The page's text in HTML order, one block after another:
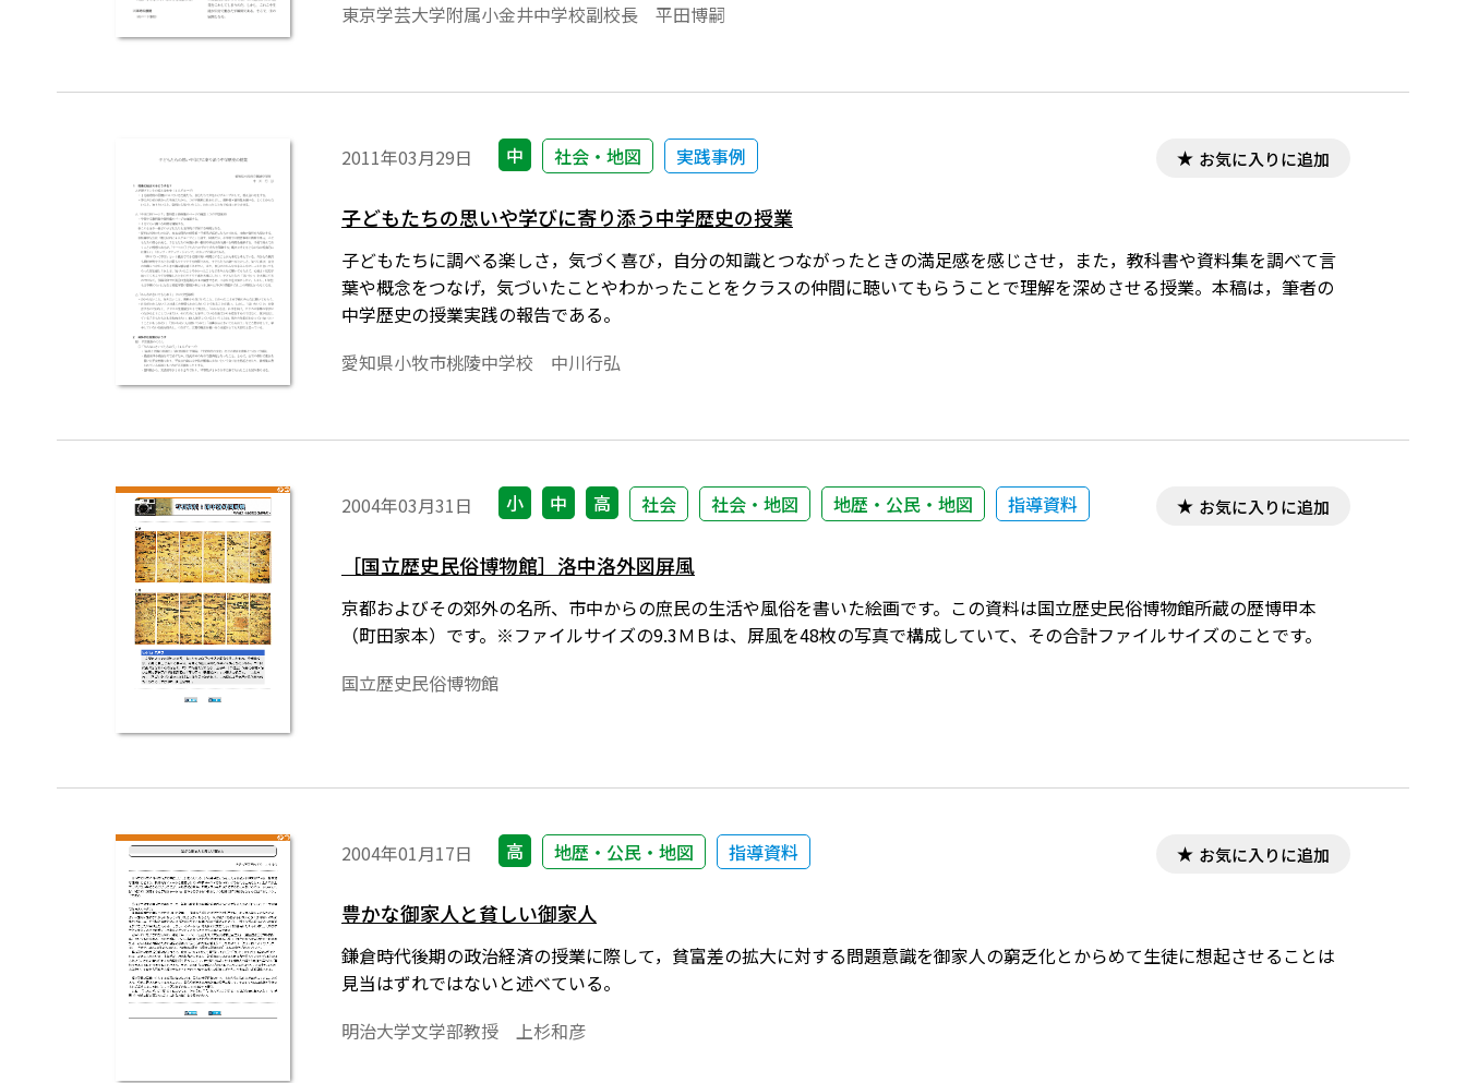
東京学芸大学附属小金井中学校副校長 平田博嗣
2011年03月29日 中 社会・地図 実践事例 お気に入りに追加
子どもたちの思いや学びに寄り添う中学歴史の授業
子どもたちに調べる楽しさ，気づく喜び，自分の知識とつながったときの満足感を感じさせ，また，教科書や資料集を調べて言
葉や概念をつなげ，気づいたことやわかったことをクラスの仲間に聴いてもらうことで理解を深めさせる授業。本稿は，筆者の
中学歴史の授業実践の報告である。
愛知県小牧市桃陵中学校 中川行弘
2004年03月31日 小 中 高 社会 社会・地図 地歴・公民・地図 指導資料 お気に入りに追加
［国立歴史民俗博物館］洛中洛外図屏風
京都およびその郊外の名所、市中からの庶民の生活や風俗を書いた絵画です。この資料は国立歴史民俗博物館所蔵の歴博甲本
（町田家本）です。※ファイルサイズの9.3ＭＢは、屏風を48枚の写真で構成していて、その合計ファイルサイズのことです。
国立歴史民俗博物館
2004年01月17日 高 地歴・公民・地図 指導資料 お気に入りに追加
豊かな御家人と貧しい御家人
鎌倉時代後期の政治経済の授業に際して，貧富差の拡大に対する問題意識を御家人の窮乏化とからめて生徒に想起させることは
見当はずれではないと述べている。
明治大学文学部教授 上杉和彦